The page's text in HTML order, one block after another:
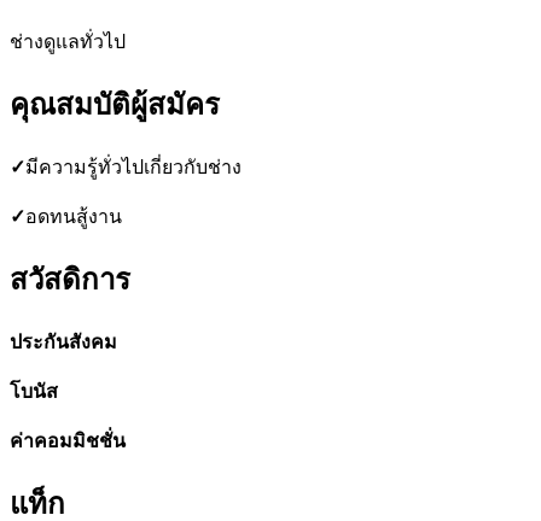
ช่างดูแลทั่วไป
คุณสมบัติผู้สมัคร
✓มีความรู้ทั่วไปเกี่ยวกับช่าง
✓อดทนสู้งาน
สวัสดิการ
ประกันสังคม
โบนัส
ค่าคอมมิชชั่น
แท็ก